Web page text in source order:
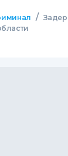
/